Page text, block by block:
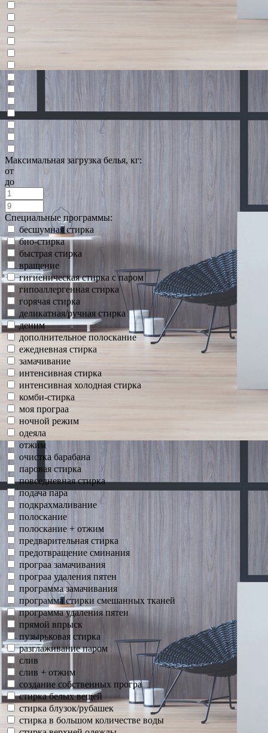
Максимальная загрузка белья, кг:
от
до
Специальные программы:
бесшумная стирка
био-стирка
быстрая стирка
вращение
гигиеническая стирка с паром
гипоаллергенная стирка
горячая стирка
деликатная/ручная стирка
деним
дополнительное полоскание
ежедневная стирка
замачивание
интенсивная стирка
интенсивная холодная стирка
комби-стирка
моя програа
ночной режим
одеяла
отжим
очистка барабана
паровая стирка
повседневная стирка
подача пара
подкрахмаливание
полоскание
полоскание + отжим
предварительная стирка
предотвращение сминания
програа замачивания
програа удаления пятен
программа замачивания
программа стирки смешанных тканей
программа удаления пятен
прямой впрыск
пузырьковая стирка
разглаживание паром
слив
слив + отжим
создание собственных програ
стирка белых вещей
стирка блузок/рубашек
стирка в большом количестве воды